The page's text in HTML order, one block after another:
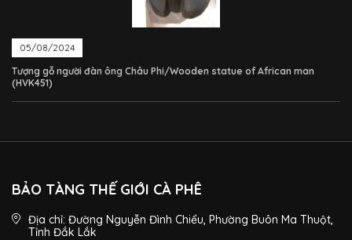
05/08/2024
Tượng gỗ người đàn ông Châu Phi/Wooden statue of African man
(HVK451)
BẢO TÀNG THẾ GIỚI CÀ PHÊ
Địa chỉ: Đường Nguyễn Đình Chiểu, Phường Buôn Ma Thuột,
Tỉnh Đắk Lắk